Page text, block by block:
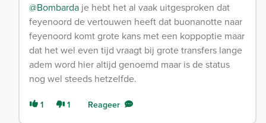
@Bombarda je hebt het al vaak uitgesproken dat
feyenoord de vertouwen heeft dat buonanotte naar
feyenoord komt grote kans met een koppoptie maar
dat het wel even tijd vraagt bij grote transfers lange
adem word hier altijd genoemd maar is de status
nog wel steeds hetzelfde.
1 1 Reageer